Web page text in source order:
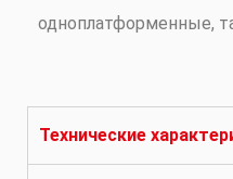
одноплатформенные,
Технические